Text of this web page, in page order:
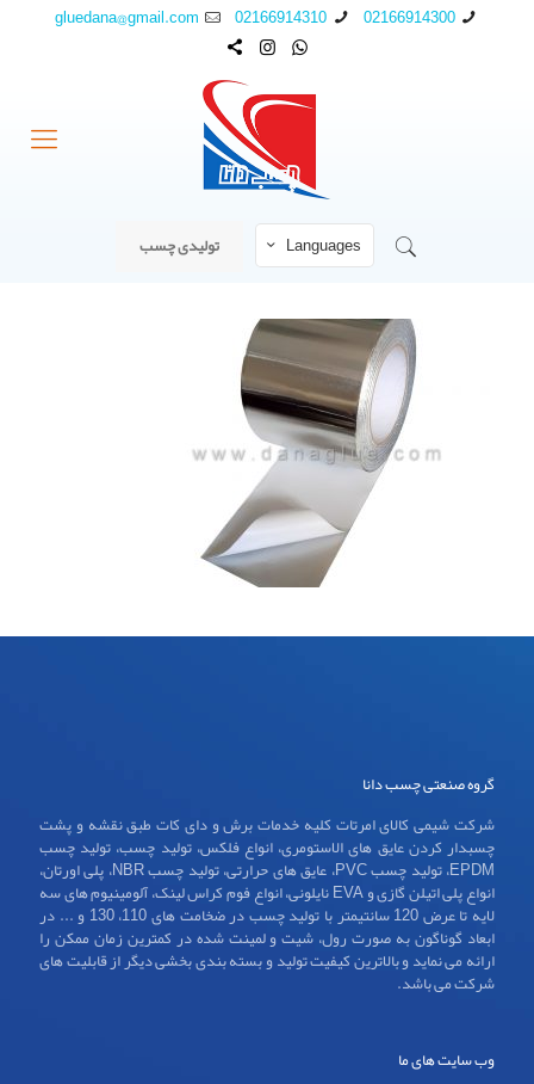
02166914300
02166914310
gluedana@gmail.com
Languages تولیدی چسب
گروه صنعتی چسب دانا
شرکت شیمی کالای امرتات کلیه خدمات برش و دای کات طبق نقشه و پشت
چسبدار کردن عایق های الاستومری، انواع فلکس، تولید چسب، تولید چسب
EPDM، تولید چسب PVC، عایق های حرارتی، تولید چسب NBR، پلی اورتان،
انواع پلی اتیلن گازی و EVA نایلونی، انواع فوم کراس لینک، آلومینیوم های سه
لایه تا عرض 120 سانتیمتر با تولید چسب در ضخامت های 110، 130 و ... در
ابعاد گوناگون به صورت رول، شیت و لمینت شده در کمترین زمان ممکن را
ارائه می نماید و بالاترین کیفیت تولید و بسته بندی بخشی دیگر از قابلیت های
شرکت می باشد.
وب سایت های ما